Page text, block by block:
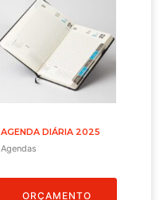
AGENDA DIÁRIA 2025
Agendas
ORÇAMENTO